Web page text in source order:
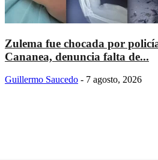
Zulema fue chocada por
Cananea, denuncia falta de...
Guillermo Saucedo - 7 agosto, 2026